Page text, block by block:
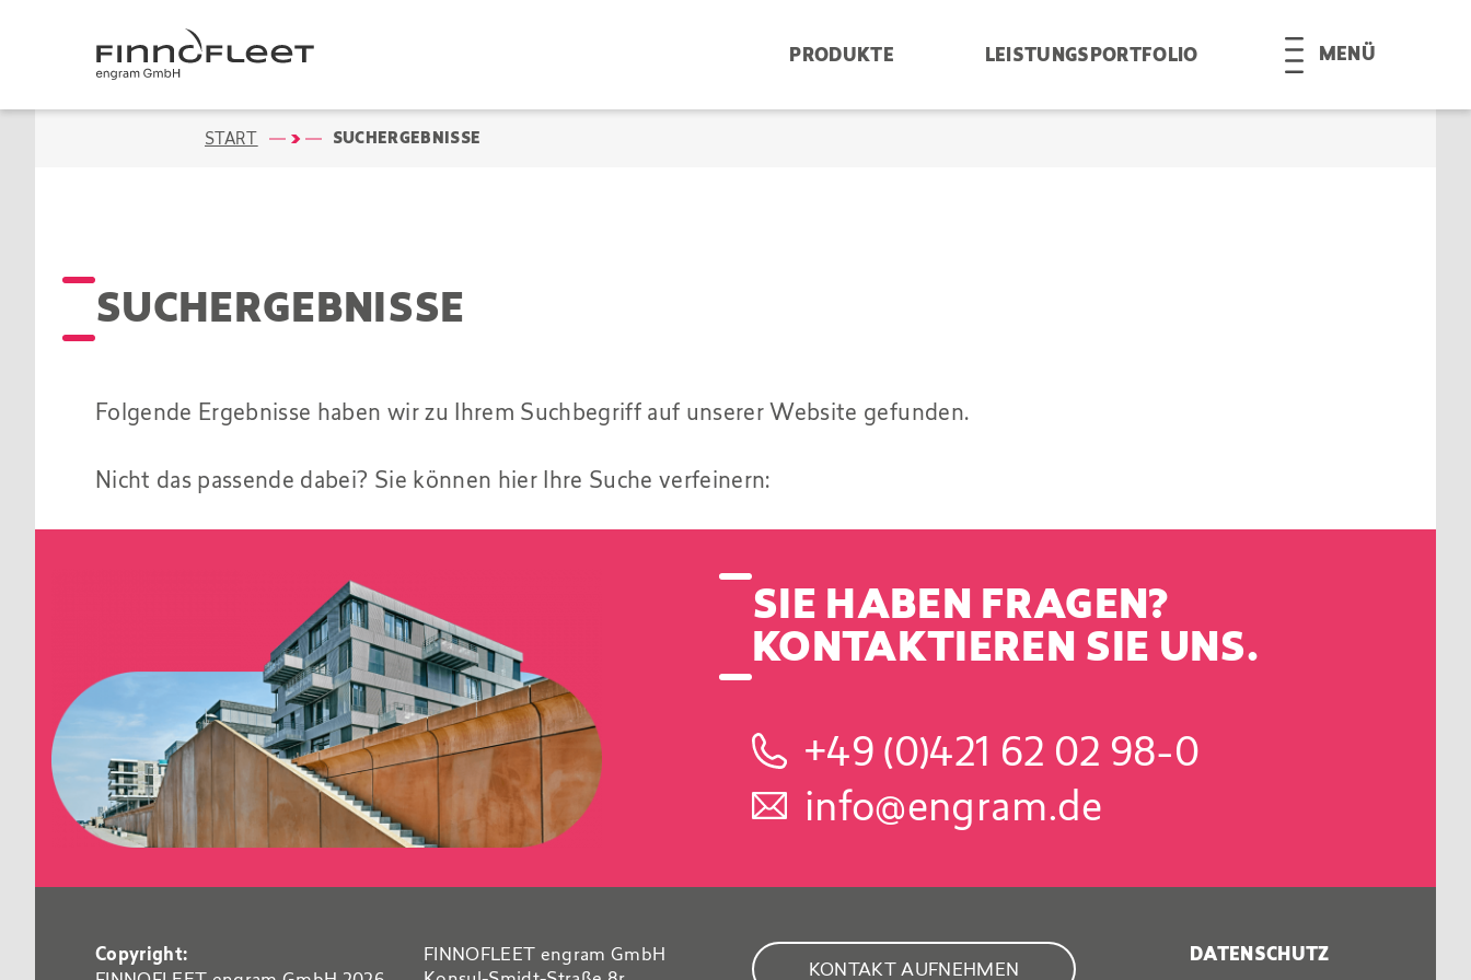
PRODUKTE LEISTUNGSPORTFOLIO MENÜ
START SUCHERGEBNISSE
SUCHERGEBNISSE
Folgende Ergebnisse haben wir zu Ihrem Suchbegriff auf unserer Website gefunden.
Nicht das passende dabei? Sie können hier Ihre Suche verfeinern:
SIE HABEN FRAGEN?
KONTAKTIEREN SIE UNS.
+49 (0)421 62 02 98-0
info@engram.de
Copyright:
FINNOFLEET engram GmbH
KONTAKT AUFNEHMEN
DATENSCHUTZ